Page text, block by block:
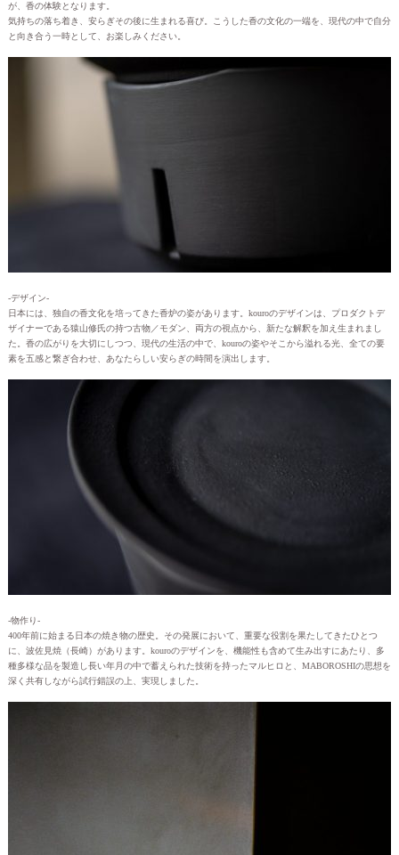
が、香の体験となります。
気持ちの落ち着き、安らぎその後に生まれる喜び。こうした香の文化の一端を、現代の中で自分
と向き合う一時として、お楽しみください。
-デザイン-
日本には、独自の香文化を培ってきた香炉の姿があります。kouroのデザインは、プロダクトデ
ザイナーである猿山修氏の持つ古物／モダン、両方の視点から、新たな解釈を加え生まれまし
た。香の広がりを大切にしつつ、現代の生活の中で、kouroの姿やそこから溢れる光、全ての要
素を五感と繋ぎ合わせ、あなたらしい安らぎの時間を演出します。
-物作り-
400年前に始まる日本の焼き物の歴史。その発展において、重要な役割を果たしてきたひとつ
に、波佐見焼（長崎）があります。kouroのデザインを、機能性も含めて生み出すにあたり、多
種多様な品を製造し長い年月の中で蓄えられた技術を持ったマルヒロと、MABOROSHIの思想を
深く共有しながら試行錯誤の上、実現しました。